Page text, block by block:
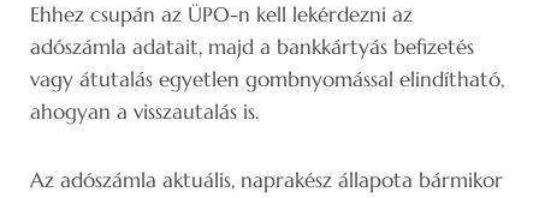
Ehhez csupán az ÜPO-n kell lekérdezni az
adószámla adatait, majd a bankkártyás befizetés
vagy átutalás egyetlen gombnyomással elindítható,
ahogyan a visszautalás is.
Az adószámla aktuális, naprakész állapota bármikor